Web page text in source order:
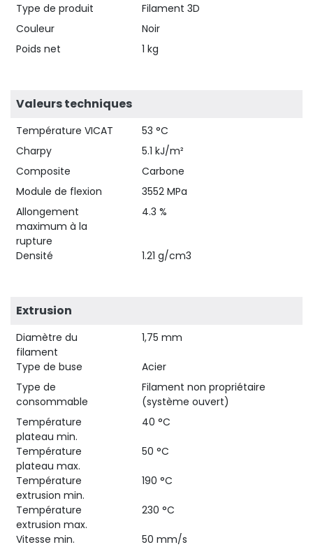
Type de produit
Filament 3D
Couleur
Noir
Poids net
1 kg
Valeurs techniques
Température VICAT
53 °C
Charpy
5.1 kJ/m²
Composite
Carbone
Module de flexion
3552 MPa
Allongement
maximum à la
rupture
4.3 %
Densité 1.21 g/cm3
Extrusion
Diamètre du
filament
1,75 mm
Type de buse
Acier
Type de
consommable
Filament non propriétaire
(système ouvert)
Température
plateau min.
40 °C
Température
plateau max.
50 °C
Température
extrusion min.
190 °C
Température
extrusion max.
230 °C
Vitesse min.
50 mm/s